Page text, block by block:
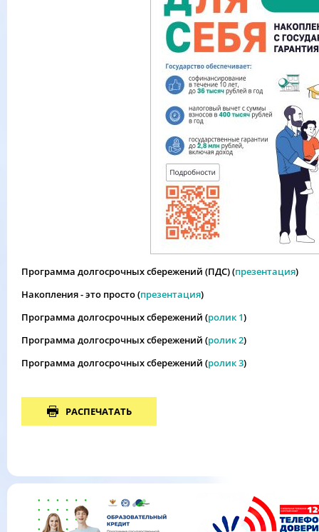
Программа долгосрочных сбережений (ПДС) (презентация)
Накопления - это просто (презентация)
Программа долгосрочных сбережений (ролик 1)
Программа долгосрочных сбережений (ролик 2)
Программа долгосрочных сбережений (ролик 3)
РАСПЕЧАТАТЬ